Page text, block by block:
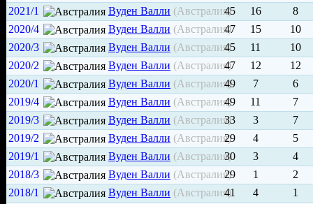
2021/1
Вуден Валли (Австралия)45 16
8
2020/4
Вуден Валли (Австралия)47 15
10
2020/3
Вуден Валли (Австралия)45 11
10
2020/2
Вуден Валли (Австралия)47 12
12
2020/1
Вуден Валли (Австралия)49 7
6
2019/4
Вуден Валли (Австралия)49 11
7
2019/3
Вуден Валли (Австралия)33 3
7
2019/2
Вуден Валли (Австралия)29 4
5
2019/1
Вуден Валли (Австралия)30 3
4
2018/3
Вуден Валли (Австралия)29 1
2
2018/1
Вуден Валли (Австралия)
41 4
1